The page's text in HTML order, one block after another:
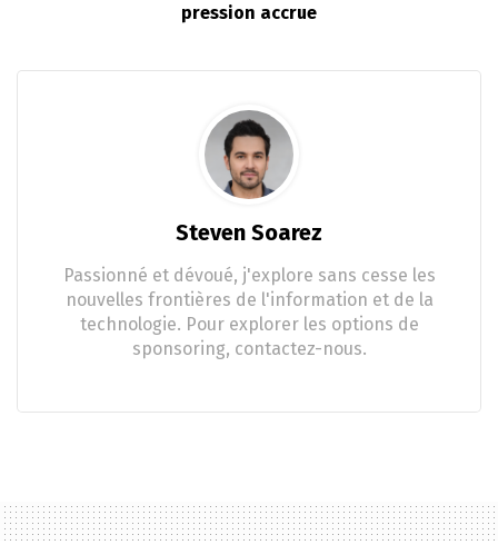
pression accrue
Steven Soarez
Passionné et dévoué, j'explore sans cesse les
nouvelles frontières de l'information et de la
technologie. Pour explorer les options de
sponsoring, contactez-nous.